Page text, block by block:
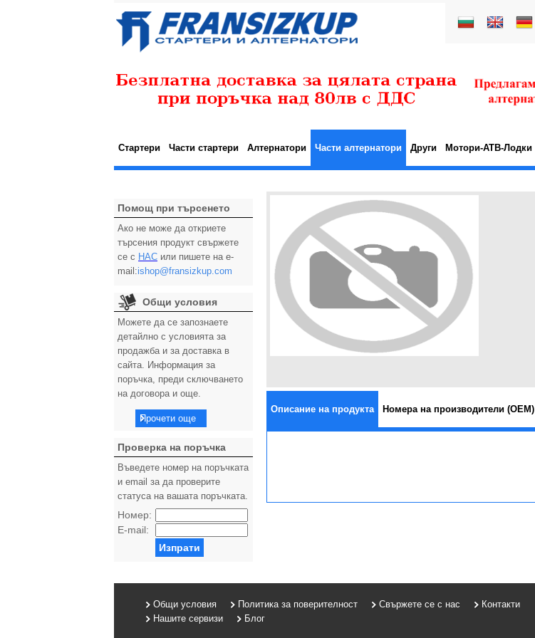
Стартери Части стартери Алтернатори Части алтернатори Други Мотори-АТВ-Лодки
Помощ при търсенето
Ако не може да откриете
търсения продукт свържете
се с НАС или пишете на e-
mail:ishop@fransizkup.com
Общи условия
Можете да се запознаете
детайлно с условията за
продажба и за доставка в
сайта. Информация за
поръчка, преди сключването
на договора и още.
Прочети още
Проверка на поръчка
Въведете номер на поръчката
и email за да проверите
статуса на вашата поръчката.
Номер:
E-mail:
Изпрати
Описание на продукта Номера на производители (OEM)
Общи условия Политика за поверителност Свържете се с нас
Контакти
Нашите сервизи
Блог